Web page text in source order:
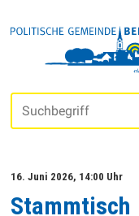
Suchbegriff
Stammtisch
16. Juni 2026, 14:00 Uhr